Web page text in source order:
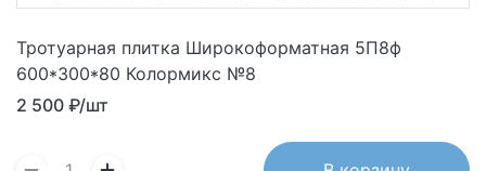
Тротуарная плитка Широкоформатная 5П8ф
600*300*80 Колормикс №8
2 500 ₽/шт